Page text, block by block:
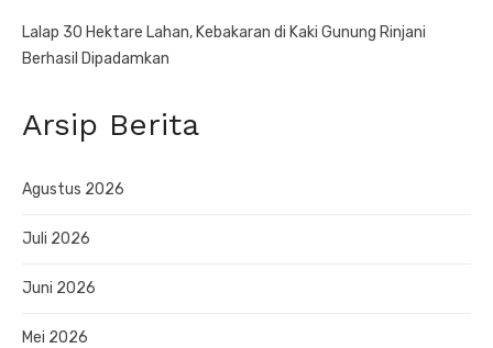
Lalap 30 Hektare Lahan, Kebakaran di Kaki Gunung Rinjani
Berhasil Dipadamkan
Arsip Berita
Agustus 2026
Juli 2026
Juni 2026
Mei 2026